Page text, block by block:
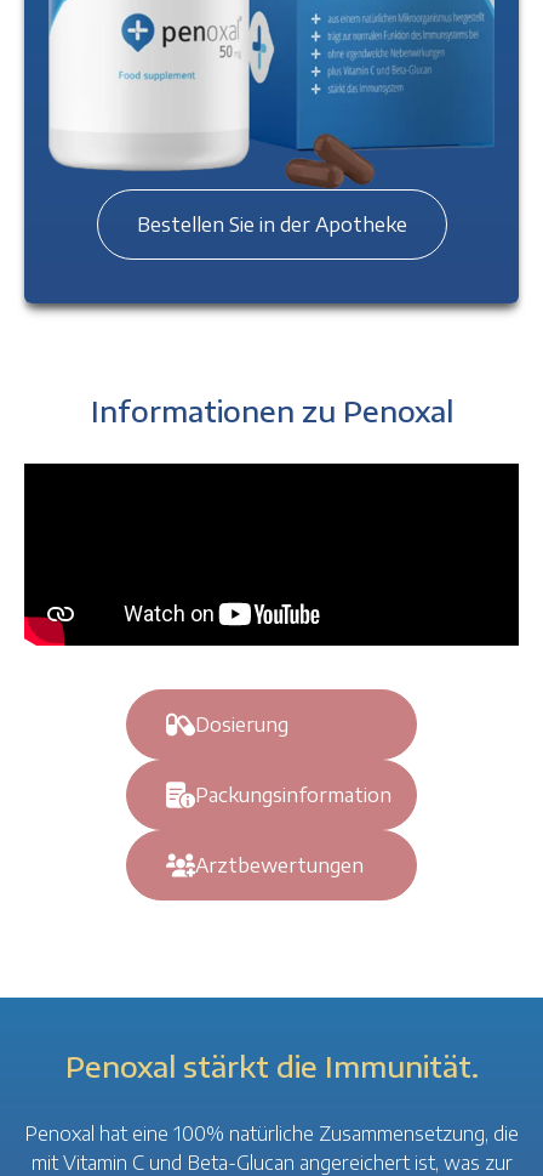
Bestellen Sie in der Apotheke
Informationen zu Penoxal
Dosierung
Packungsinformation
Arztbewertungen
Penoxal stärkt die Immunität.
Penoxal hat eine 100% natürliche Zusammensetzung, die
mit Vitamin C und Beta-Glucan angereichert ist, was zur